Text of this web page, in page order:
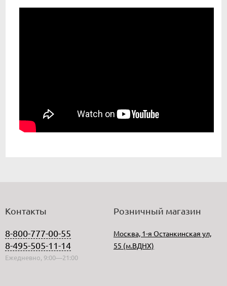
Контакты
8-800-777-00-55
8-495-505-11-14
Ежедневно, 9:00—21:00
Розничный магазин
Москва, 1-я Останкинская ул,
55 (м.ВДНХ)